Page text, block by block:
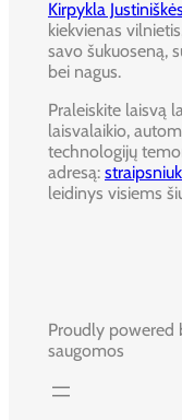
Kirpykla
kiekvienas
savo šukuoseną,
bei nagus.
Praleiskite laisvą
laisvalaikio,
technologijų
adresą:
leidinys visiems
Proudly powered
saugomos